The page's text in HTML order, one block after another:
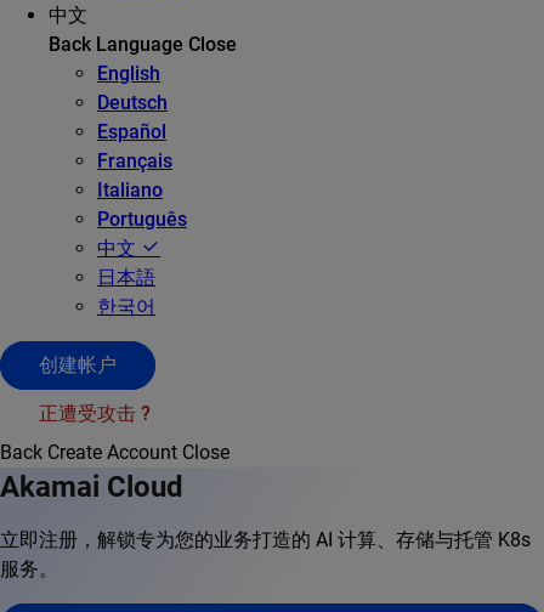
中文
Back Language Close
English
Deutsch
Español
Français
Italiano
Português
中文
日本語
한국어
创建帐户
正遭受攻击 ?
Back Create Account Close
Akamai Cloud
立即注册，解锁专为您的业务打造的 AI 计算、存储与托管 K8s
服务。